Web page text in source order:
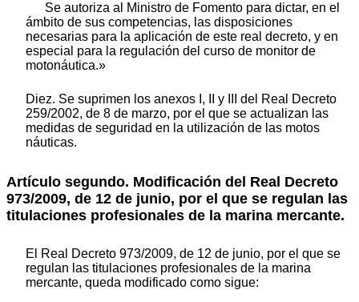
Se autoriza al Ministro de Fomento para dictar, en el
ámbito de sus competencias, las disposiciones
necesarias para la aplicación de este real decreto, y en
especial para la regulación del curso de monitor de
motonáutica.»
Diez. Se suprimen los anexos I, II y III del Real Decreto
259/2002, de 8 de marzo, por el que se actualizan las
medidas de seguridad en la utilización de las motos
náuticas.
Artículo segundo. Modificación del Real Decreto
973/2009, de 12 de junio, por el que se regulan las
titulaciones profesionales de la marina mercante.
El Real Decreto 973/2009, de 12 de junio, por el que se
regulan las titulaciones profesionales de la marina
mercante, queda modificado como sigue: